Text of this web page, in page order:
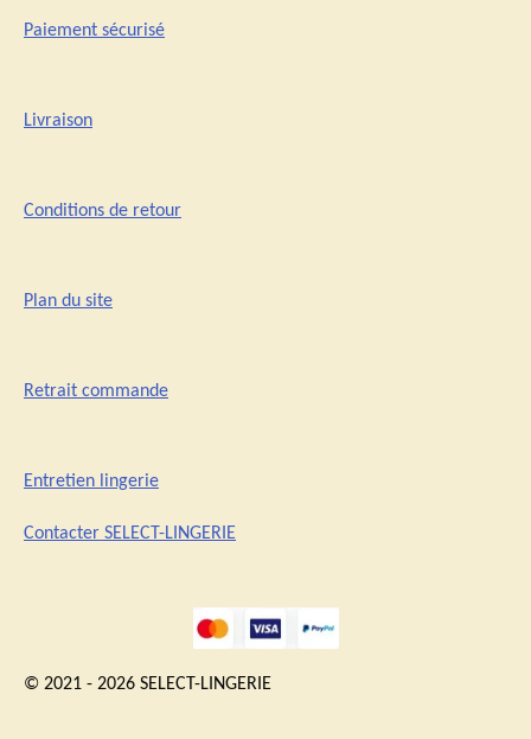
Paiement sécurisé
Livraison
Conditions de retour
Plan du site
Retrait commande
Entretien lingerie
Contacter SELECT-LINGERIE
© 2021 - 2026 SELECT-LINGERIE